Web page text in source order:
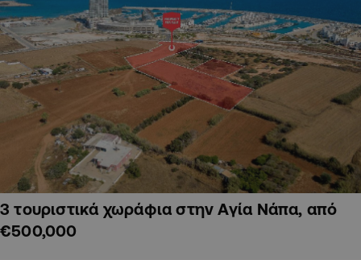
3 τουριστικά χωράφια στην Αγία Νάπα, από
€500,000